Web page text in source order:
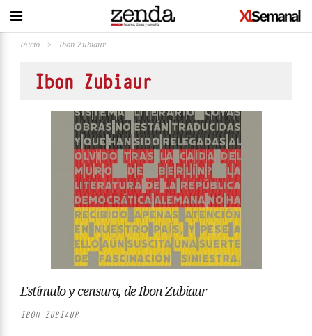
Inicio > Ibon Zubiaur
Ibon Zubiaur
Estímulo y censura, de Ibon Zubiaur
IBON ZUBIAUR